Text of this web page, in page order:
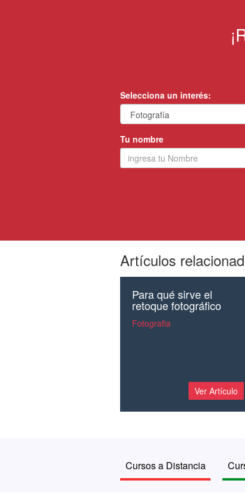
Selecciona un interés:
Tu nombre
Artículos
Para qué sirve el
retoque fotográfico
Fotografia
Ver Artículo
Cursos a Distancia